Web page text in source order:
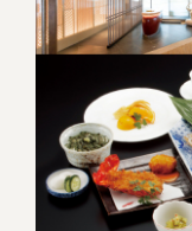
プライバシー